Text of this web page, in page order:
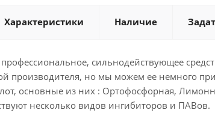
Характеристики Наличие
сильнодействующее
производителя, но мы можем ее немного
основные из них : Ортофосфорная,
несколько видов ингибиторов и ПАВов.